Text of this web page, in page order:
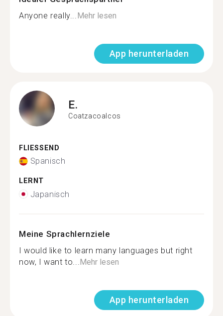
Anyone really... Mehr lesen
App herunterladen
E.
Coatzacoalcos
FLIESSEND
Spanisch
LERNT
Japanisch
Meine Sprachlernziele
I would like to learn many languages but right
now, I want to... Mehr lesen
App herunterladen